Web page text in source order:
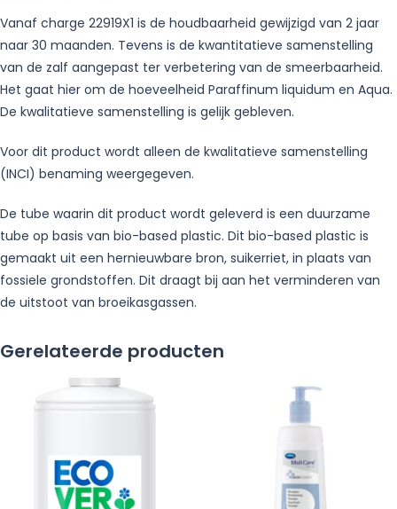
Vanaf charge 22919X1 is de houdbaarheid gewijzigd van 2 jaar
naar 30 maanden. Tevens is de kwantitatieve samenstelling
van de zalf aangepast ter verbetering van de smeerbaarheid.
Het gaat hier om de hoeveelheid Paraffinum liquidum en Aqua.
De kwalitatieve samenstelling is gelijk gebleven.
Voor dit product wordt alleen de kwalitatieve samenstelling
(INCI) benaming weergegeven.
De tube waarin dit product wordt geleverd is een duurzame
tube op basis van bio-based plastic. Dit bio-based plastic is
gemaakt uit een hernieuwbare bron, suikerriet, in plaats van
fossiele grondstoffen. Dit draagt bij aan het verminderen van
de uitstoot van broeikasgassen.
Gerelateerde producten